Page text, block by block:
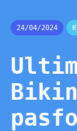
24/04/2024